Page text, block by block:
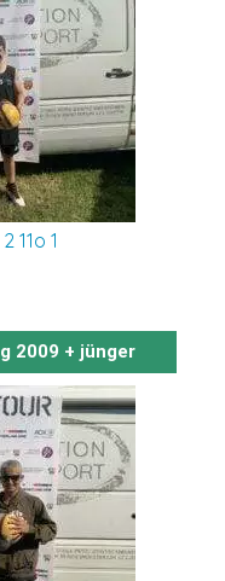
11o 1
2009 + jünger